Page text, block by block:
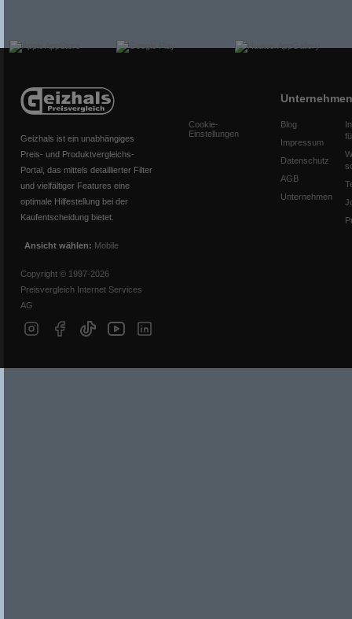
Geizhals ist ein unabhängiges
Preis- und Produktvergleichs-
Portal, das mittels detaillierter Filter
und vielfältiger Features eine
optimale Hilfestellung bei der
Kaufentscheidung bietet.
Ansicht wählen: Mobile
Copyright © 1997-2026
Preisvergleich Internet Services
AG
Cookie-
Einstellungen
Unternehmen
Blog
Impressum
Datenschutz
AGB
Unternehmen